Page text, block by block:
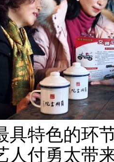
具特色的环
人付勇太带